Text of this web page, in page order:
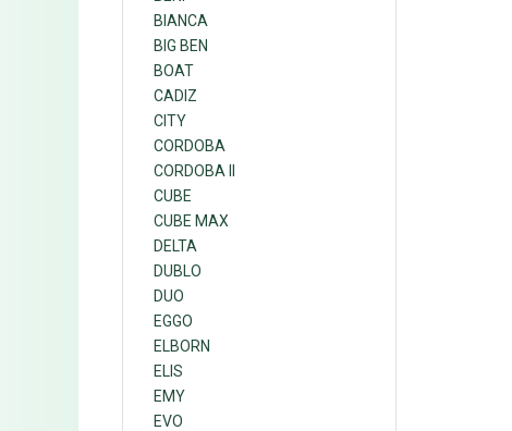
BIANCA
BIG BEN
BOAT
CADIZ
CITY
CORDOBA
CORDOBA II
CUBE
CUBE MAX
DELTA
DUBLO
DUO
EGGO
ELBORN
ELIS
EMY
EVO